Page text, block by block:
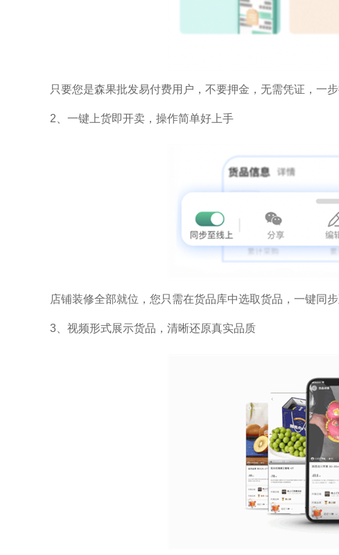
只要您是森果批发易付费用户，不要押金，无需凭证，一
2、一键上货即开卖，操作简单好上手
店铺装修全部就位，您只需在货品库中选取货品，一键同
3、视频形式展示货品，清晰还原真实品质